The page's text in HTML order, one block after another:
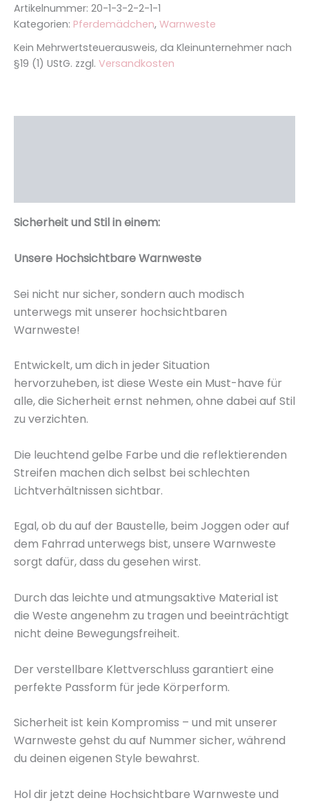
Artikelnummer: 20-1-3-2-2-1-1
Kategorien: Pferdemädchen, Warnweste
Kein Mehrwertsteuerausweis, da Kleinunternehmer nach
§19 (1) UStG. zzgl. Versandkosten
Sicherheit und Stil in einem:
Unsere Hochsichtbare Warnweste
Sei nicht nur sicher, sondern auch modisch
unterwegs mit unserer hochsichtbaren
Warnweste!
Entwickelt, um dich in jeder Situation
hervorzuheben, ist diese Weste ein Must-have für
alle, die Sicherheit ernst nehmen, ohne dabei auf Stil
zu verzichten.
Die leuchtend gelbe Farbe und die reflektierenden
Streifen machen dich selbst bei schlechten
Lichtverhältnissen sichtbar.
Egal, ob du auf der Baustelle, beim Joggen oder auf
dem Fahrrad unterwegs bist, unsere Warnweste
sorgt dafür, dass du gesehen wirst.
Durch das leichte und atmungsaktive Material ist
die Weste angenehm zu tragen und beeinträchtigt
nicht deine Bewegungsfreiheit.
Der verstellbare Klettverschluss garantiert eine
perfekte Passform für jede Körperform.
Sicherheit ist kein Kompromiss – und mit unserer
Warnweste gehst du auf Nummer sicher, während
du deinen eigenen Style bewahrst.
Hol dir jetzt deine Hochsichtbare Warnweste und